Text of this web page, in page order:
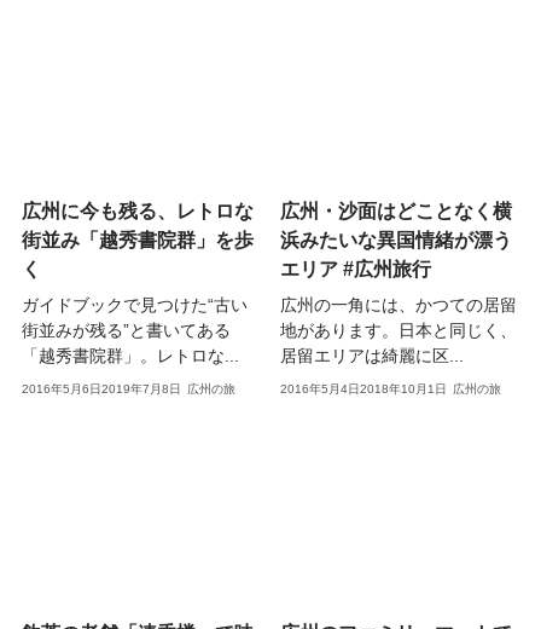
広州に今も残る、レトロな
街並み「越秀書院群」を歩
く
ガイドブックで見つけた“古い
街並みが残る”と書いてある
「越秀書院群」。レトロな...
2016年5月6日2019年7月8日 広州の旅
広州・沙面はどことなく横
浜みたいな異国情緒が漂う
エリア #広州旅行
広州の一角には、かつての居留
地があります。日本と同じく、
居留エリアは綺麗に区...
2016年5月4日2018年10月1日 広州の旅